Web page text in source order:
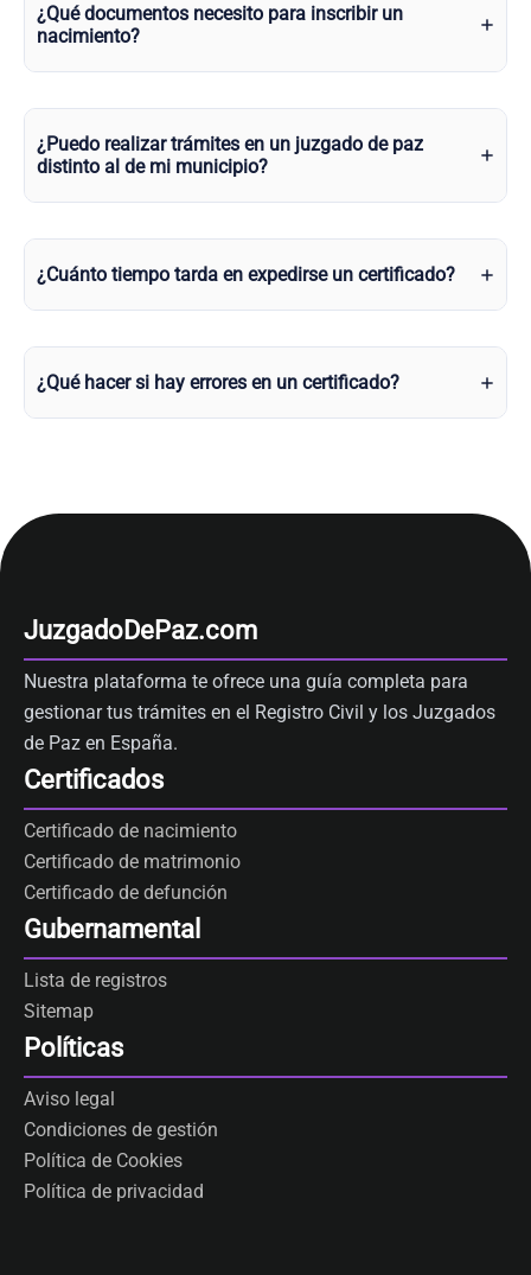
¿Qué documentos necesito para inscribir un
nacimiento?
¿Puedo realizar trámites en un juzgado de paz
distinto al de mi municipio?
¿Cuánto tiempo tarda en expedirse un certificado?
¿Qué hacer si hay errores en un certificado?
JuzgadoDePaz.com
Nuestra plataforma te ofrece una guía completa para
gestionar tus trámites en el Registro Civil y los Juzgados
de Paz en España.
Certificados
Certificado de nacimiento
Certificado de matrimonio
Certificado de defunción
Gubernamental
Lista de registros
Sitemap
Políticas
Aviso legal
Condiciones de gestión
Política de Cookies
Política de privacidad